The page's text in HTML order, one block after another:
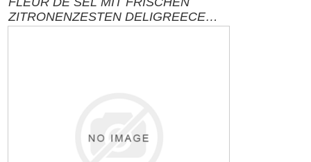
ZITRONENZESTEN DELIGREECE
40G